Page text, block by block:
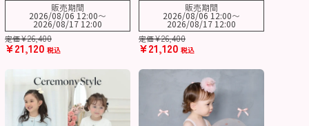
定価¥26,400
¥21,120 税込
販売期間
2026/08/06 12:00〜
2026/08/17 12:00
定価¥26,400
¥21,120 税込
販売期間
2026/08/06 12:00〜
2026/08/17 12:00